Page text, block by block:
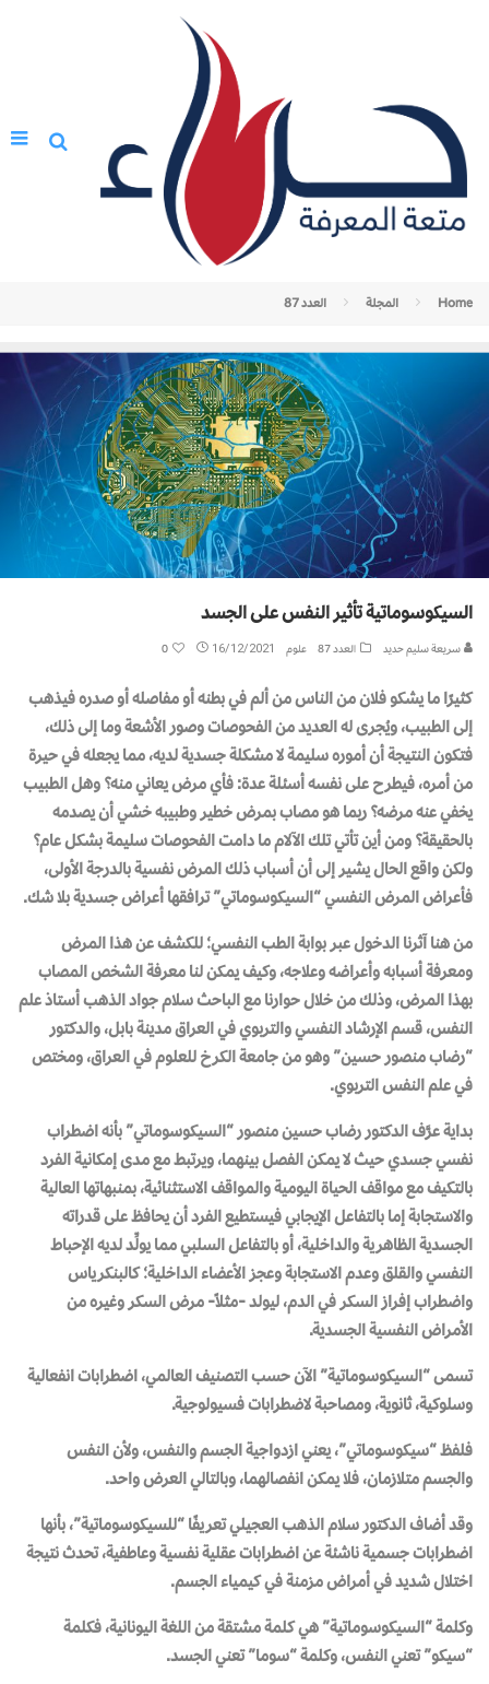
Home المجلة العدد 87
السيكوسوماتية تأثير‭ ‬النفس‭ ‬على‭ ‬الجسد
سريعة سليم حديد العدد 87 علوم 16/12/2021
0
كثيرًا ما يشكو فلان من الناس من ألم في بطنه أو مفاصله أو صدره فيذهب
إلى الطبيب، ويُجرى له العديد من الفحوصات وصور الأشعة وما إلى ذلك،
فتكون النتيجة أن أموره سليمة لا مشكلة جسدية لديه، مما يجعله في حيرة
من أمره، فيطرح على نفسه أسئلة عدة: فأي مرض يعاني منه؟ وهل الطبيب
يخفي عنه مرضه؟ ربما هو مصاب بمرض خطير وطبيبه خشي أن يصدمه
بالحقيقة؟ ومن أين تأتي تلك الآلام ما دامت الفحوصات سليمة بشكل عام؟
ولكن واقع الحال يشير إلى أن أسباب ذلك المرض نفسية بالدرجة الأولى،
فأعراض المرض النفسي “السيكوسوماتي” ترافقها أعراض جسدية بلا شك.
من هنا آثرنا الدخول عبر بوابة الطب النفسي؛ للكشف عن هذا المرض
ومعرفة أسبابه وأعراضه وعلاجه، وكيف يمكن لنا معرفة الشخص المصاب
بهذا المرض، وذلك من خلال حوارنا مع الباحث سلام جواد الذهب أستاذ علم
النفس، قسم الإرشاد النفسي والتربوي في العراق مدينة بابل، والدكتور
“رضاب منصور حسين” وهو من جامعة الكرخ للعلوم في العراق، ومختص
في علم النفس التربوي.
بداية عرَّف الدكتور رضاب حسين منصور “السيكوسوماتي” بأنه اضطراب
نفسي جسدي حيث لا يمكن الفصل بينهما، ويرتبط مع مدى إمكانية الفرد
بالتكيف مع مواقف الحياة اليومية والمواقف الاستثنائية، بمنبهاتها العالية
والاستجابة إما بالتفاعل الإيجابي فيستطيع الفرد أن يحافظ على قدراته
الجسدية الظاهرية والداخلية، أو بالتفاعل السلبي مما يولِّد لديه الإحباط
النفسي والقلق وعدم الاستجابة وعجز الأعضاء الداخلية؛ كالبنكرياس
واضطراب إفراز السكر في الدم، ليولد -مثلاً- مرض السكر وغيره من
الأمراض النفسية الجسدية.
تسمى “السيكوسوماتية” الآن حسب التصنيف العالمي، اضطرابات انفعالية
وسلوكية، ثانوية، ومصاحبة لاضطرابات فسيولوجية.
فلفظ “سيكوسوماتي”، يعني ازدواجية الجسم والنفس، ولأن النفس
والجسم متلازمان، فلا يمكن انفصالهما، وبالتالي العرض واحد.
وقد أضاف الدكتور سلام الذهب العجيلي تعريفًا “للسيكوسوماتية”، بأنها
اضطرابات جسمية ناشئة عن اضطرابات عقلية نفسية وعاطفية، تحدث نتيجة
اختلال شديد في أمراض مزمنة في كيمياء الجسم.
وكلمة “السيكوسوماتية” هي كلمة مشتقة من اللغة اليونانية، فكلمة
“سيكو” تعني النفس، وكلمة “سوما” تعني الجسد.